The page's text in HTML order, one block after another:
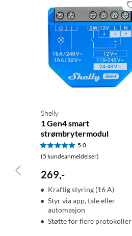
Shelly
1 Gen4 smart
strømbrytermodul
5.0
(5 kundeanmeldelser)
269,-
Kraftig styring (16 A)
Styr via app, tale eller
automasjon
Støtte for flere protokoller